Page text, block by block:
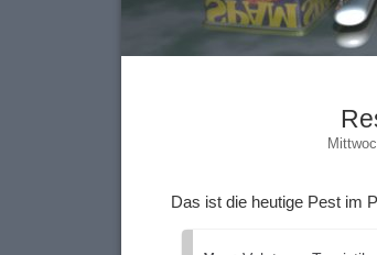
Das ist die heutige Pest im